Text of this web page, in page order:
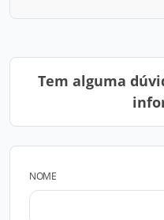
Tem alguma
NOME